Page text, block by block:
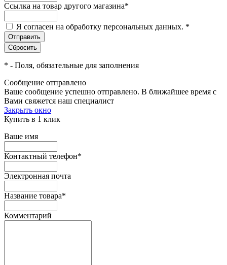
Ссылка на товар другого магазина*
Я согласен на обработку персональных данных. *
* - Поля, обязательные для заполнения
Сообщение отправлено
Ваше сообщение успешно отправлено. В ближайшее время с
Вами свяжется наш специалист
Закрыть окно
Купить в 1 клик
Ваше имя
Контактный телефон*
Электронная почта
Название товара*
Комментарий